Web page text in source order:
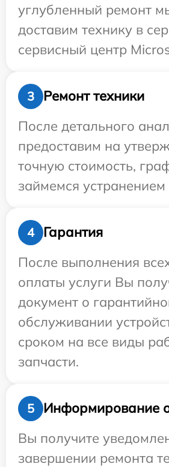
углубленный ремонт
доставим технику в
сервисный центр
3
Ремонт техники
После детального
предоставим на
точную стоимость,
займемся
4
Гарантия
После выполнения
оплаты услуги Вы
документ о
обслуживании
сроком на все виды
запчасти.
5
Информирование о
Вы получите
завершении ремонта